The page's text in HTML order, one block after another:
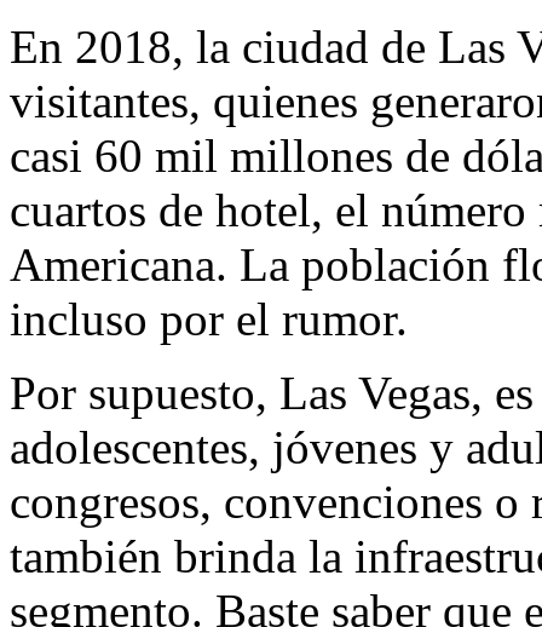
En 2018, la ciudad de Las
visitantes, quienes
casi 60 mil millones de
cuartos de hotel, el
Americana. La población
incluso por el rumor.
Por supuesto, Las Vegas,
adolescentes, jóvenes y
congresos, convenciones o
también brinda la
segmento. Baste saber